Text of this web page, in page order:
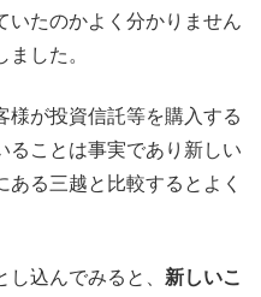
いたのかよく分かりません
した。
様が投資信託等を購入する
ることは事実であり新しい
る三越と比較するとよく
込んでみると、 新しいこ